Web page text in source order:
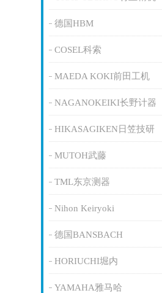
德国HBM
COSEL科索
MAEDA KOKI前田工机
NAGANOKEIKI长野计器
HIKASAGIKEN日笠技研
MUTOH武藤
TML东京测器
Nihon Keiryoki
德国BANSBACH
HORIUCHI堀内
YAMAHA雅马哈